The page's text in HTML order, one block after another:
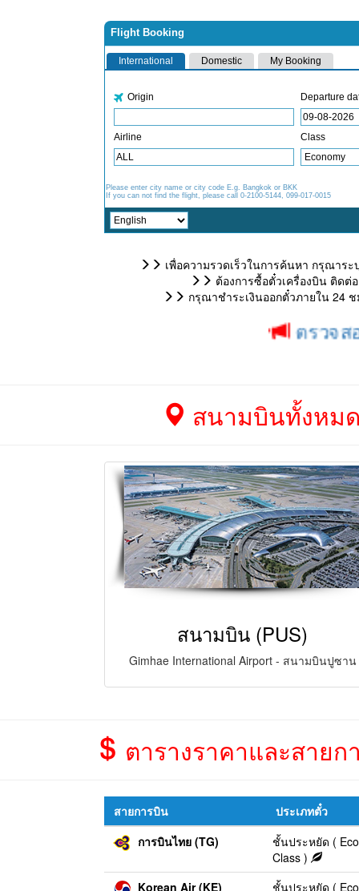
เพื่อความรวดเร็วในการค้นหา กรุณาร
ต้องการซื้อตั๋วเครื่องบิน ติดต่
กรุณาชำระเงินออกตั๋วภายใน 24
ตรวจสอบโ
สนามบินทั้งหม
สนามบิน (PUS)
Gimhae International Airport - สนามบินปูซาน
ตารางราคาและสาย
สายการบิน
ประเภทตั๋ว
การบินไทย (TG)
ชั้นประหยัด (
Class )
Korean Air (KE)
ชั้นประหยัด (